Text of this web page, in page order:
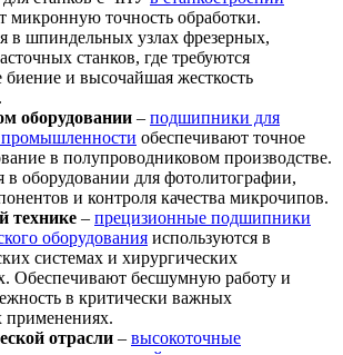
микронную точность обработки.
в шпиндельных узлах фрезерных,
станков, где требуются
и высочайшая жесткость
оборудовании – подшипники для
промышленности обеспечивают точное
в полупроводниковом производстве.
оборудовании для фотолитографии,
и контроля качества микрочипов.
технике – прецизионные подшипники
оборудования используются в
системах и хирургических
Обеспечивают бесшумную работу и
в критически важных
применениях.
отрасли – высокоточные